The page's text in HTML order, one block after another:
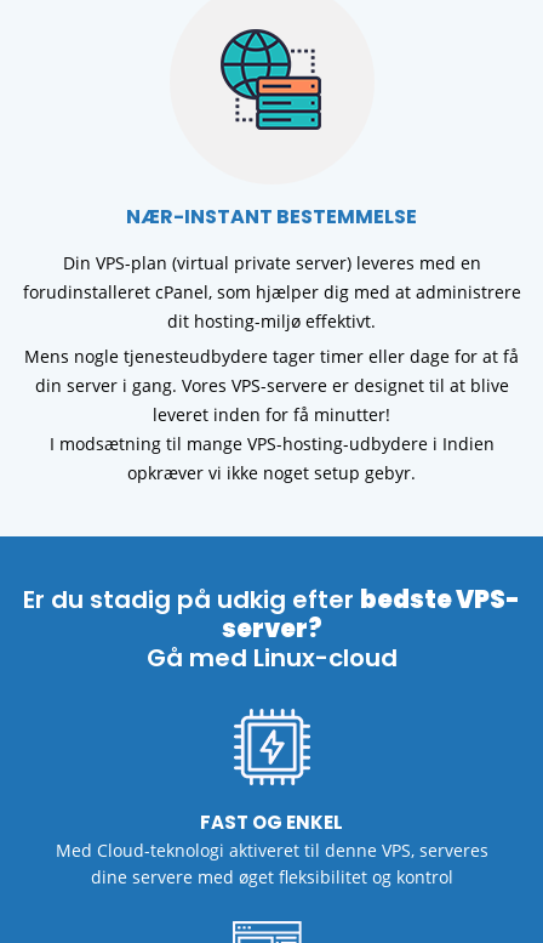
NÆR-INSTANT BESTEMMELSE
Din VPS-plan (virtual private server) leveres med en
forudinstalleret cPanel, som hjælper dig med at administrere
dit hosting-miljø effektivt.
Mens nogle tjenesteudbydere tager timer eller dage for at få
din server i gang. Vores VPS-servere er designet til at blive
leveret inden for få minutter!
I modsætning til mange VPS-hosting-udbydere i Indien
opkræver vi ikke noget setup gebyr.
Er du stadig på udkig efter bedste VPS-
server?
Gå med Linux-cloud
FAST OG ENKEL
Med Cloud-teknologi aktiveret til denne VPS, serveres
dine servere med øget fleksibilitet og kontrol